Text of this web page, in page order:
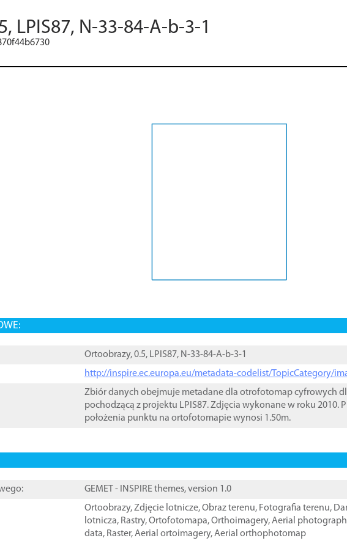
LPIS87, N-33-84-A-b-3-1
Ortoobrazy, 0.5, LPIS87, N-33-84-A-b-3-1
http://inspire.ec.europa.eu/metadata-codelist/TopicCategory/
Zbiór danych obejmuje metadane dla otrofotomap cyfrowych
pochodzącą z projektu LPIS87. Zdjęcia wykonane w roku 2010.
położenia punktu na ortofotomapie wynosi 1.50m.
GEMET - INSPIRE themes, version 1.0
Ortoobrazy,Zdjęcie lotnicze,Obraz terenu, Fotografia terenu,
lotnicza, Rastry,Ortofotomapa,Orthoimagery,Aerial
data, Raster,Aerial ortoimagery,Aerial orthophotomap